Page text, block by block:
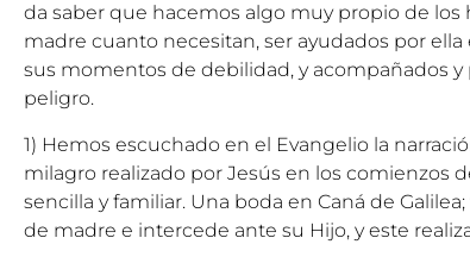
da saber que hacemos algo muy propio de los
madre cuanto necesitan, ser ayudados por
sus momentos de debilidad, y acompañados
peligro.
1) Hemos escuchado en el Evangelio la
milagro realizado por Jesús en los comienzos
sencilla y familiar. Una boda en Caná de
de madre e intercede ante su Hijo, y este